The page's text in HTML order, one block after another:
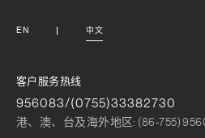
EN 中文
客户服务热线
956083/(0755)33382730
港、澳、台及海外地区: (86-755)